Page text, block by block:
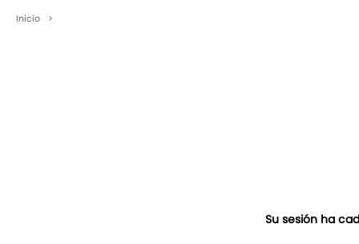
Inicio >
Su sesión ha